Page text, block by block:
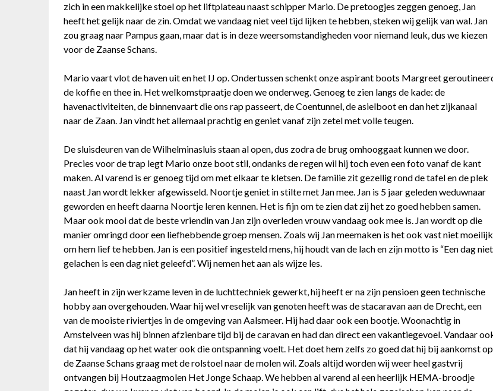
zich in een makkelijke stoel op het liftplateau naast schipper Mario. De pretoogjes zeggen genoeg, Jan
heeft het gelijk naar de zin. Omdat we vandaag niet veel tijd lijken te hebben, steken wij gelijk van wal. Jan
zou graag naar Pampus gaan, maar dat is in deze weersomstandigheden voor niemand leuk, dus we kiezen
voor de Zaanse Schans.
Mario vaart vlot de haven uit en het IJ op. Ondertussen schenkt onze aspirant boots Margreet
de koffie en thee in. Het welkomstpraatje doen we onderweg. Genoeg te zien langs de kade: de
havenactiviteiten, de binnenvaart die ons rap passeert, de Coentunnel, de asielboot en dan het zijkanaal
naar de Zaan. Jan vindt het allemaal prachtig en geniet vanaf zijn zetel met volle teugen.
De sluisdeuren van de Wilhelminasluis staan al open, dus zodra de brug omhooggaat kunnen we door.
Precies voor de trap legt Mario onze boot stil, ondanks de regen wil hij toch even een foto vanaf de kant
maken. Al varend is er genoeg tijd om met elkaar te kletsen. De familie zit gezellig rond de tafel en de plek
naast Jan wordt lekker afgewisseld. Noortje geniet in stilte met Jan mee. Jan is 5 jaar geleden weduwnaar
geworden en heeft daarna Noortje leren kennen. Het is fijn om te zien dat zij het zo goed hebben samen.
Maar ook mooi dat de beste vriendin van Jan zijn overleden vrouw vandaag ook mee is. Jan wordt op die
manier omringd door een liefhebbende groep mensen. Zoals wij Jan meemaken is het ook vast niet moeilijk
om hem lief te hebben. Jan is een positief ingesteld mens, hij houdt van de lach en zijn motto is “Een dag niet
gelachen is een dag niet geleefd”. Wij nemen het aan als wijze les.
Jan heeft in zijn werkzame leven in de luchttechniek gewerkt, hij heeft er na zijn pensioen geen technische
hobby aan overgehouden. Waar hij wel vreselijk van genoten heeft was de stacaravan aan de Drecht, een
van de mooiste riviertjes in de omgeving van Aalsmeer. Hij had daar ook een bootje. Woonachtig in
Amstelveen was hij binnen afzienbare tijd bij de caravan en had dan direct een vakantiegevoel. Vandaar
dat hij vandaag op het water ook die ontspanning voelt. Het doet hem zelfs zo goed dat hij bij aankomst op
de Zaanse Schans graag met de rolstoel naar de molen wil. Zoals altijd worden wij weer heel gastvrij
ontvangen bij Houtzaagmolen Het Jonge Schaap. We hebben al varend al een heerlijk HEMA-broodje